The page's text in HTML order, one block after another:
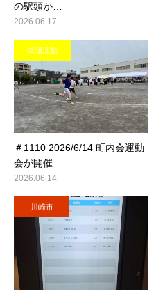
の駅頭か…
2026.06.17
街頭活動
＃1110 2026/6/14 町内会運動
会が開催…
2026.06.14
川崎市